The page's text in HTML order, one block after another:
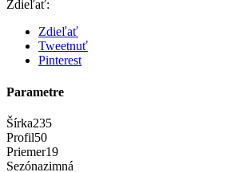
Zdieľať:
Zdieľať
Tweetnuť
Pinterest
Parametre
Šírka235
Profil50
Priemer19
Sezónazimná